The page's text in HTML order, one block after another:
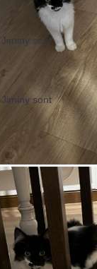
sont
sont